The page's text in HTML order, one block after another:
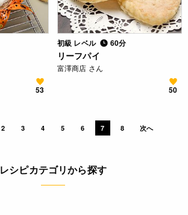
53
初級 レベル 60分
リーフパイ
富澤商店 さん
50
2 3 4 5 6 7 8 次へ
レシピカテゴリから探す